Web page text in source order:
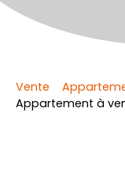
Vente
Appartement à